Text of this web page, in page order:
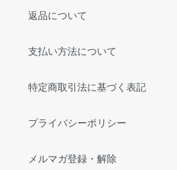
返品について
支払い方法について
特定商取引法に基づく表記
プライバシーポリシー
メルマガ登録・解除